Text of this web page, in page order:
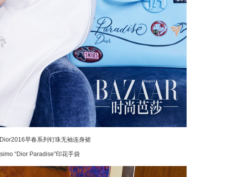
早春系列钉珠无袖连身裙
“Dior Paradise”印花手袋